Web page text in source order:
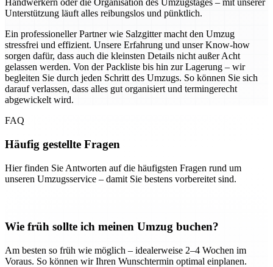
Handwerkern oder die Organisation des Umzugstages – mit unserer
Unterstützung läuft alles reibungslos und pünktlich.
Ein professioneller Partner wie Salzgitter macht den Umzug
stressfrei und effizient. Unsere Erfahrung und unser Know-how
sorgen dafür, dass auch die kleinsten Details nicht außer Acht
gelassen werden. Von der Packliste bis hin zur Lagerung – wir
begleiten Sie durch jeden Schritt des Umzugs. So können Sie sich
darauf verlassen, dass alles gut organisiert und termingerecht
abgewickelt wird.
FAQ
Häufig gestellte Fragen
Hier finden Sie Antworten auf die häufigsten Fragen rund um
unseren Umzugsservice – damit Sie bestens vorbereitet sind.
Wie früh sollte ich meinen Umzug buchen?
Am besten so früh wie möglich – idealerweise 2–4 Wochen im
Voraus. So können wir Ihren Wunschtermin optimal einplanen.